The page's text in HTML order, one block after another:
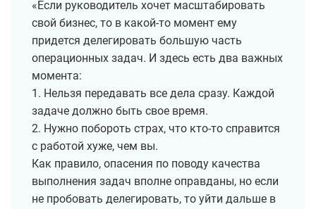
«Если руководитель хочет масштабировать
свой бизнес, то в какой-то момент ему
придется делегировать большую часть
операционных задач. И здесь есть два важных
момента:
1. Нельзя передавать все дела сразу. Каждой
задаче должно быть свое время.
2. Нужно побороть страх, что кто-то справится
с работой хуже, чем вы.
Как правило, опасения по поводу качества
выполнения задач вполне оправданы, но если
не пробовать делегировать, то уйти дальше в